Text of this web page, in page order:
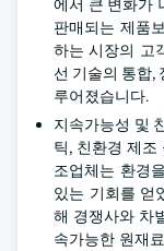
에서 큰 변화가
판매되는 제품
하는 시장의 고
선 기술의 통합,
루어졌습니다.
지속가능성 및
틱, 친환경 제조
조업체는 환경
있는 기회를 얻
해 경쟁사와 차
속가능한 원재